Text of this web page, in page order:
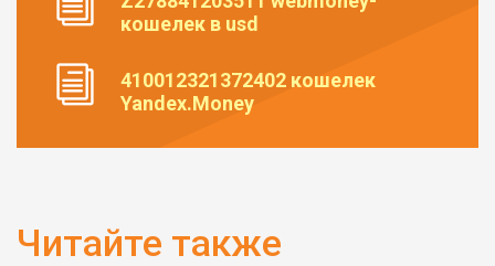
кошелек в usd
410012321372402 кошелек
Yandex.Money
Читайте также